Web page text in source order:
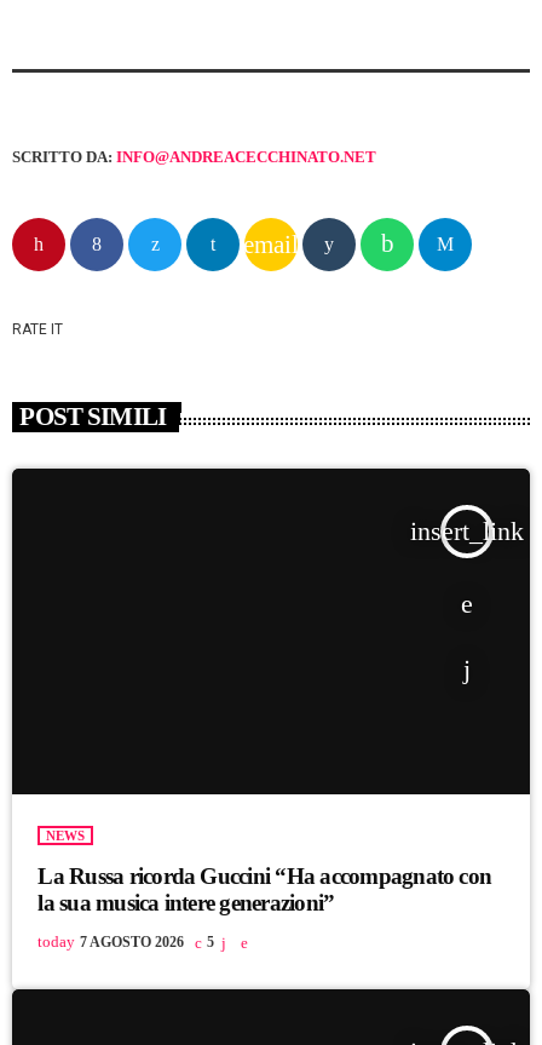
SCRITTO DA: INFO@ANDREACECCHINATO.NET
email
RATE IT
POST SIMILI
insert_link
NEWS
La Russa ricorda Guccini “Ha accompagnato con
la sua musica intere generazioni”
today 7 AGOSTO 2026 5